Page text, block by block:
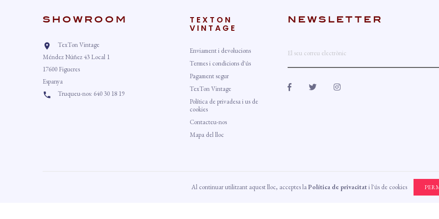
SHOWROOM

TexTon Vintage
Méndez Núñez 43 Local 1
17600 Figueres
Espanya
 Truqueu-nos: 640 30 18 19
TEXTON
VINTAGE
Enviament i devolucions
Termes i condicions d'ús
Pagament segur
TexTon Vintage
Política de privadesa i us de
cookies
Contacteu-nos
Mapa del lloc
NEWSLETTER
Al continuar utilitzant aquest lloc, acceptes laPolítica de privacitati l'ús de cookies